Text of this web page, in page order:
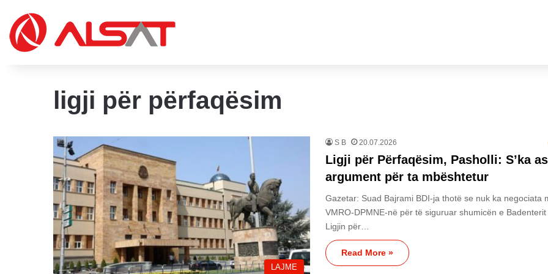
ligji për përfaqësim
LAJME
S B 20.07.2026
Ligji për Përfaqësim, Pasholli: S’ka
argument për ta mbështetur
Gazetar: Suad Bajrami BDI-ja thotë se nuk ka negociata
VMRO-DPMNE-në për të siguruar shumicën e
Ligjin për…
Read More »